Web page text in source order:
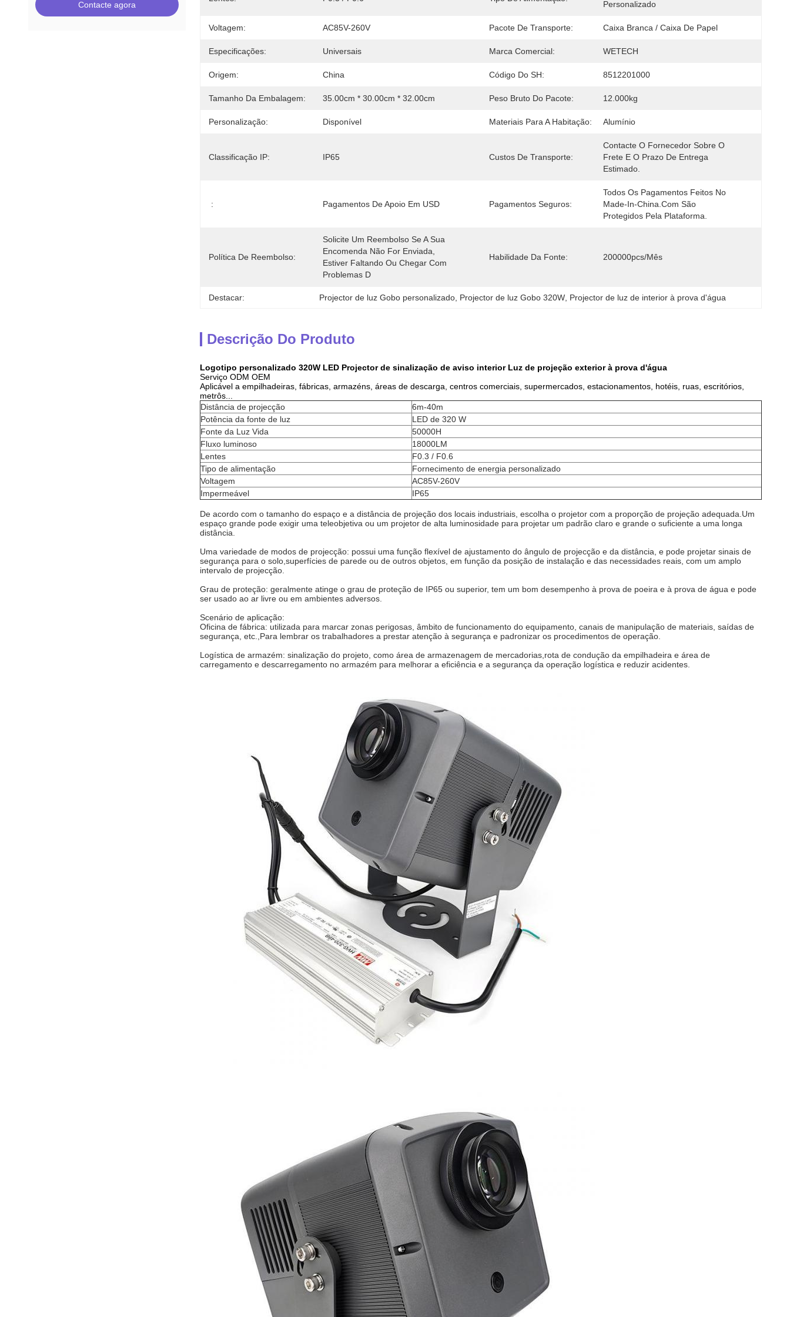
Contacte agora Personalizado
Voltagem: AC85V-260V Pacote De Transporte: Caixa Branca / Caixa De Papel
Especificações: Universais Marca Comercial: WETECH
Origem: China Código Do SH: 8512201000
Tamanho Da Embalagem: 35.00cm * 30.00cm * 32.00cm Peso Bruto Do Pacote: 12.000kg
Personalização: Disponível Materiais Para A Habitação: Alumínio
Classificação IP: IP65 Custos De Transporte:
Contacte O Fornecedor Sobre O
Frete E O Prazo De Entrega
Estimado.
: Pagamentos De Apoio Em USD Pagamentos Seguros:
Todos Os Pagamentos Feitos No
Made-In-China.com São
Protegidos Pela Plataforma.
Política De Reembolso:
Solicite Um Reembolso Se A Sua
Encomenda Não For Enviada,
Estiver Faltando Ou Chegar Com
Problemas D
Habilidade Da Fonte: 200000pcs/mês
Destacar: Projector de luz Gobo personalizado Projector de luz Gobo 320W Projector de luz de interior à prova d'água
Descrição Do Produto
Logotipo personalizado 320W LED Projector de sinalização de aviso interior Luz de projeção exterior à prova d'água
Serviço ODM OEM
Aplicável a empilhadeiras, fábricas, armazéns, áreas de descarga, centros comerciais, supermercados, estacionamentos, hotéis, ruas, escritórios,
metrôs...
Distância de projecção
6m-40m
Potência da fonte de luz
LED de 320 W
Fonte da Luz Vida
50000H
Fluxo luminoso
18000LM
Lentes
F0.3 / F0.6
Tipo de alimentação
Fornecimento de energia personalizado
Voltagem
AC85V-260V
Impermeável
IP65
De acordo com o tamanho do espaço e a distância de projeção dos locais industriais, escolha o projetor com a proporção de projeção adequada. Um
espaço grande pode exigir uma teleobjetiva ou um projetor de alta luminosidade para projetar um padrão claro e grande o suficiente a uma longa
distância.
Uma variedade de modos de projecção: possui uma função flexível de ajustamento do ângulo de projecção e da distância, e pode projetar sinais de
segurança para o solo,superfícies de parede ou de outros objetos, em função da posição de instalação e das necessidades reais, com um amplo
intervalo de projecção.
Grau de proteção: geralmente atinge o grau de proteção de IP65 ou superior, tem um bom desempenho à prova de poeira e à prova de água e pode
ser usado ao ar livre ou em ambientes adversos.
Scenário de aplicação:
Oficina de fábrica: utilizada para marcar zonas perigosas, âmbito de funcionamento do equipamento, canais de manipulação de materiais, saídas de
segurança, etc.,Para lembrar os trabalhadores a prestar atenção à segurança e padronizar os procedimentos de operação.
Logística de armazém: sinalização do projeto, como área de armazenagem de mercadorias,rota de condução da empilhadeira e área de
carregamento e descarregamento no armazém para melhorar a eficiência e a segurança da operação logística e reduzir acidentes.